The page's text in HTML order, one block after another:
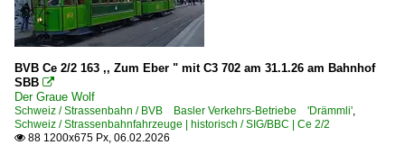
BVB Ce 2/2 163 ,, Zum Eber " mit C3 702 am 31.1.26 am Bahnhof
SBB 
Der Graue Wolf
Schweiz / Strassenbahn / BVB Basler Verkehrs-Betriebe 'Drämmli',
Schweiz / Strassenbahnfahrzeuge | historisch / SIG/BBC | Ce 2/2
 88 1200x675 Px, 06.02.2026